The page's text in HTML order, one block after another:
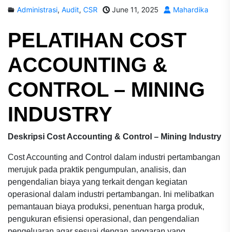
Administrasi, Audit, CSR June 11, 2025 Mahardika
PELATIHAN COST
ACCOUNTING &
CONTROL – MINING
INDUSTRY
Deskripsi Cost Accounting & Control – Mining Industry
Cost Accounting and Control dalam industri pertambangan
merujuk pada praktik pengumpulan, analisis, dan
pengendalian biaya yang terkait dengan kegiatan
operasional dalam industri pertambangan. Ini melibatkan
pemantauan biaya produksi, penentuan harga produk,
pengukuran efisiensi operasional, dan pengendalian